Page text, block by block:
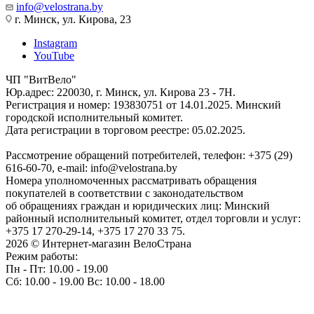
info@velostrana.by
г. Минск, ул. Кирова, 23
Instagram
YouTube
ЧП "ВитВело"
Юр.адрес: 220030, г. Минск, ул. Кирова 23 - 7Н.
Регистрация и номер: 193830751 от 14.01.2025. Минский
городской исполнительный комитет.
Дата регистрации в торговом реестре: 05.02.2025.
Рассмотрение обращений потребителей, телефон: +375 (29)
616-60-70, e-mail: info@velostrana.by
Номера уполномоченных рассматривать обращения
покупателей в соответствии с законодательством
об обращениях граждан и юридических лиц: Минский
районный исполнительный комитет, отдел торговли и услуг:
+375 17 270-29-14, +375 17 270 33 75.
2026 © Интернет-магазин ВелоСтрана
Режим работы:
Пн - Пт: 10.00 - 19.00
Сб: 10.00 - 19.00 Вс: 10.00 - 18.00